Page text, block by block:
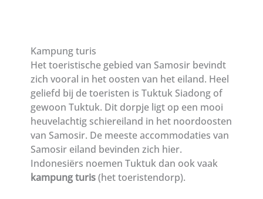
Kampung turis
Het toeristische gebied van Samosir bevindt
zich vooral in het oosten van het eiland. Heel
geliefd bij de toeristen is Tuktuk Siadong of
gewoon Tuktuk. Dit dorpje ligt op een mooi
heuvelachtig schiereiland in het noordoosten
van Samosir. De meeste accommodaties van
Samosir eiland bevinden zich hier.
Indonesiërs noemen Tuktuk dan ook vaak
kampung turis(het toeristendorp).